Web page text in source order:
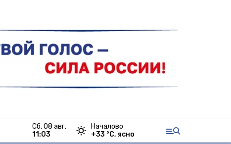
сб, 08 авг.
11:03
Началово
+33 °С, ясно